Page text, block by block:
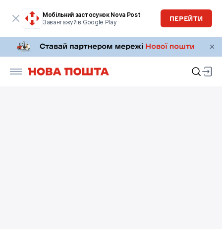
Мобільний застосунок Nova Post
Завантажуй в Google Play
ПЕРЕЙТИ